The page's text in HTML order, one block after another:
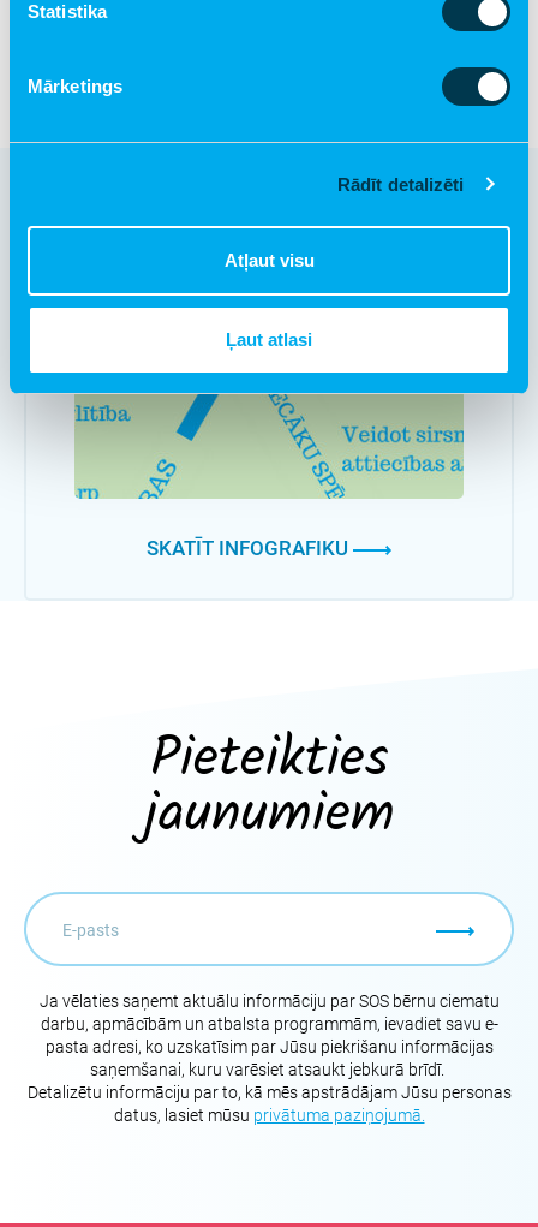
Statistika
Mārketings
Rādīt detalizēti
Atļaut visu
Ļaut atlasi
SKATĪT INFOGRAFIKU
Pieteikties
jaunumiem
Ja vēlaties saņemt aktuālu informāciju par SOS bērnu ciematu
darbu, apmācībām un atbalsta programmām, ievadiet savu e-
pasta adresi, ko uzskatīsim par Jūsu piekrišanu informācijas
saņemšanai, kuru varēsiet atsaukt jebkurā brīdī.
Detalizētu informāciju par to, kā mēs apstrādājam Jūsu personas
datus, lasiet mūsu privātuma paziņojumā.